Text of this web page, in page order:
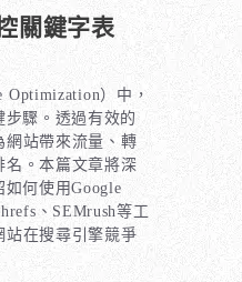
關鍵字表
Optimization）中，
步驟。透過有效的
網站帶來流量、轉
名。本篇文章將深
如何使用Google
、SEMrush等工
站在搜尋引擎競爭